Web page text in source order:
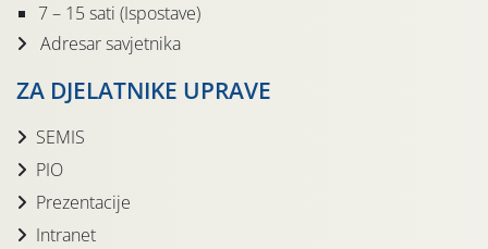
7 – 15 sati (Ispostave)
Adresar savjetnika
ZA DJELATNIKE UPRAVE
SEMIS
PIO
Prezentacije
Intranet